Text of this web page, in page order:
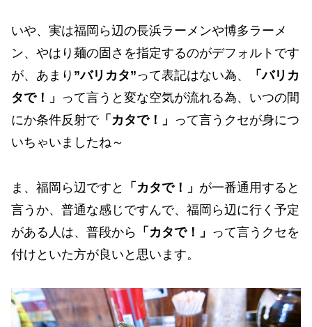
いや、実は福岡ら辺の長浜ラーメンや博多ラーメ
ン、やはり麺の固さを指定するのがデフォルトです
が、あまり ”バリカタ”って表記はない為、
「バリカ
タで！」 って言うと変な空気が流れる為、いつの間
にか条件反射で「カタで！」 って言うクセが身につ
いちゃいましたね～
ま、福岡ら辺ですと 「カタで！」 が一番通用すると
言うか、普通な感じですんで、福岡ら辺に行く予定
がある人は、普段から 「カタで！」 って言うクセを
付けといた方が良いと思います。